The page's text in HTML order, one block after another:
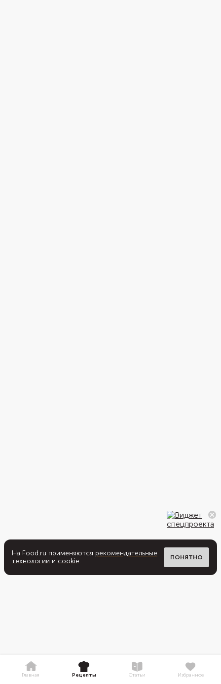
На Food.ru применяются рекомендательные
технологии и cookie. ПОНЯТНО
Главная Рецепты Статьи Избранное